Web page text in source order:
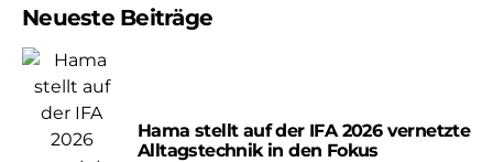
Neueste Beiträge
Hama stellt auf der IFA 2026 vernetzte
Alltagstechnik in den Fokus